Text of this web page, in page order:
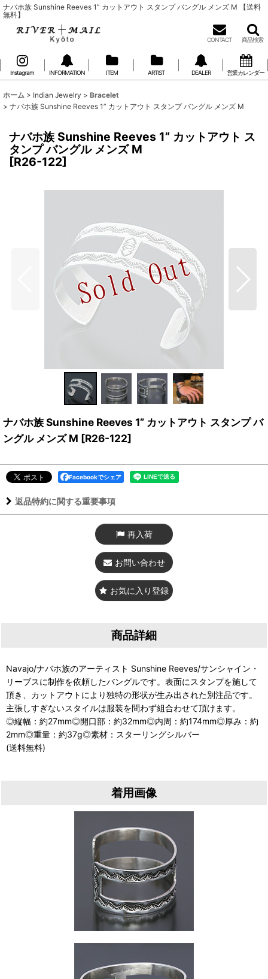
ナバホ族 Sunshine Reeves 1” カットアウト スタンプ バングル メンズ M 【送料
無料】
CONTACT 商品検索
Instagram INFORMATION ITEM ARTIST DEALER 営業カレンダー
ホーム > Indian Jewelry > Bracelet
> ナバホ族 Sunshine Reeves 1” カットアウト スタンプ バングル メンズ M
ナバホ族 Sunshine Reeves 1” カットアウト ス
タンプ バングル メンズ M
[R26-122]
ナバホ族 Sunshine Reeves 1” カットアウト スタンプ バ
ングル メンズ M [R26-122]
Facebookでシェア
返品特約に関する重要事項
再入荷
お問い合わせ
お気に入り登録
商品詳細
Navajo/ナバホ族のアーティスト Sunshine Reeves/サンシャイン・
リーブスに制作を依頼したバングルです。表面にスタンプを施して
頂き、カットアウトにより独特の形状が生み出された別注品です。
主張しすぎないスタイルは服装を問わず組合わせて頂けます。
◎縦幅：約27mm◎開口部：約32mm◎内周：約174mm◎厚み：約
2mm◎重量：約37g◎素材：スターリングシルバー
(送料無料)
着用画像